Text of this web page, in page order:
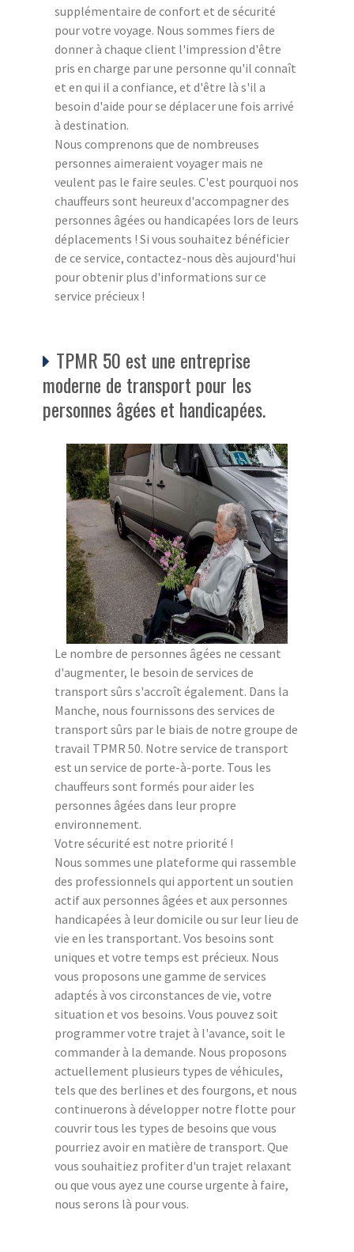
supplémentaire de confort et de sécurité
pour votre voyage. Nous sommes fiers de
donner à chaque client l'impression d'être
pris en charge par une personne qu'il connaît
et en qui il a confiance, et d'être là s'il a
besoin d'aide pour se déplacer une fois arrivé
à destination.
Nous comprenons que de nombreuses
personnes aimeraient voyager mais ne
veulent pas le faire seules. C'est pourquoi nos
chauffeurs sont heureux d'accompagner des
personnes âgées ou handicapées lors de leurs
déplacements ! Si vous souhaitez bénéficier
de ce service, contactez-nous dès aujourd'hui
pour obtenir plus d'informations sur ce
service précieux !
TPMR 50 est une entreprise
moderne de transport pour les
personnes âgées et handicapées.
Le nombre de personnes âgées ne cessant
d'augmenter, le besoin de services de
transport sûrs s'accroît également. Dans la
Manche, nous fournissons des services de
transport sûrs par le biais de notre groupe de
travail TPMR 50. Notre service de transport
est un service de porte-à-porte. Tous les
chauffeurs sont formés pour aider les
personnes âgées dans leur propre
environnement.
Votre sécurité est notre priorité !
Nous sommes une plateforme qui rassemble
des professionnels qui apportent un soutien
actif aux personnes âgées et aux personnes
handicapées à leur domicile ou sur leur lieu de
vie en les transportant. Vos besoins sont
uniques et votre temps est précieux. Nous
vous proposons une gamme de services
adaptés à vos circonstances de vie, votre
situation et vos besoins. Vous pouvez soit
programmer votre trajet à l'avance, soit le
commander à la demande. Nous proposons
actuellement plusieurs types de véhicules,
tels que des berlines et des fourgons, et nous
continuerons à développer notre flotte pour
couvrir tous les types de besoins que vous
pourriez avoir en matière de transport. Que
vous souhaitiez profiter d'un trajet relaxant
ou que vous ayez une course urgente à faire,
nous serons là pour vous.